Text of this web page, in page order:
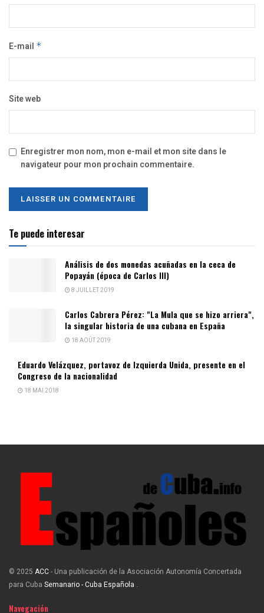
E-mail *
Site web
Enregistrer mon nom, mon e-mail et mon site dans le
navigateur pour mon prochain commentaire.
Te puede interesar
Análisis de dos monedas acuñadas en la ceca de
Popayán (época de Carlos III)
8 JUILLET 2019
Carlos Cabrera Pérez: "La Mula que se hizo arriera",
la singular historia de una cubana en España
18 AOÛT 2019
Eduardo Velázquez, portavoz de Izquierda Unida, presente en el
Congreso de la nacionalidad
18 MAI 2018
© 2025 ACC- Una publicación de la Asociación Autonomía Concertada
para Cuba Semanario - Cuba Española .
Navegación